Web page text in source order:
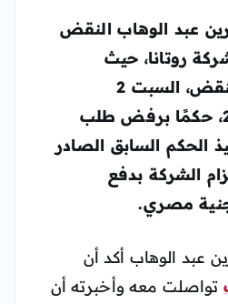
عبد الوهاب النقض
روتانا، حيث
أصدرت محكمة النقض، السبت 2
أغسطس آب 2025، حكمًا برفض طلب
الحكم السابق الصادر
الشركة بدفع
عبد الوهاب أكد أن
تواصلت معه وأخبرته أن